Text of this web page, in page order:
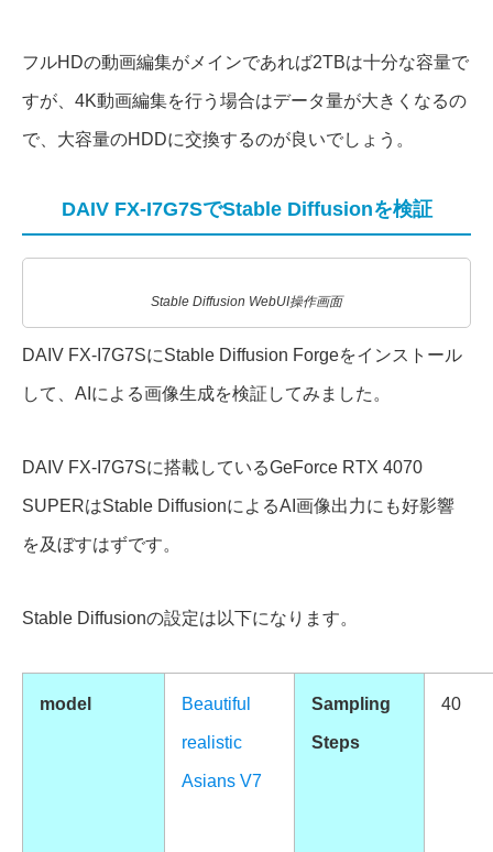
フルHDの動画編集がメインであれば2TBは十分な容量で
すが、4K動画編集を行う場合はデータ量が大きくなるの
で、大容量のHDDに交換するのが良いでしょう。
DAIV FX-I7G7SでStable Diffusionを検証
Stable Diffusion WebUI操作画面
DAIV FX-I7G7SにStable Diffusion Forgeをインストール
して、AIによる画像生成を検証してみました。
DAIV FX-I7G7Sに搭載しているGeForce RTX 4070
SUPERはStable DiffusionによるAI画像出力にも好影響
を及ぼすはずです。
Stable Diffusionの設定は以下になります。
model Beautiful
realistic
Asians V7
Sampling
Steps
40